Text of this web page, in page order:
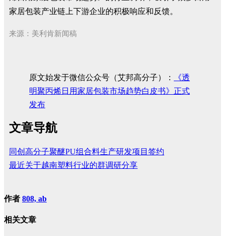
家居包装产业链上下游企业的积极响应和反馈。
来源：美利肯新闻稿
原文始发于微信公众号（艾邦高分子）：
《透
明聚丙烯日用家居包装市场趋势白皮书》正式
发布
文章导航
同创高分子聚醚PU组合料生产研发项目签约
最近关于越南塑料行业的群调研分享
作者 808, ab
相关文章